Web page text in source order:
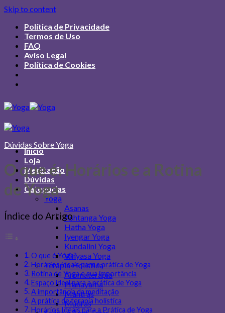
Skip to content
Política de Privacidade
Termos de Uso
FAQ
Aviso Legal
Política de Cookies
Início
Loja
Meditação
Dúvidas
Categorias
Yoga
Asanas
Ashtanga Yoga
Hatha Yoga
Iyengar Yoga
Kundalini Yoga
Vinyasa Yoga
Terapia Holística
Aromaterapia
Pranayama
Mantras
Mudras
Dúvidas Sobre Yoga
O que é: Horários e a Rotina
de Yoga
Índice do Artigo
O que é Yoga?
Horários ideais para a prática de Yoga
Rotina de Yoga e sua importância
Espaço ideal para a prática de Yoga
A importância da meditação
A prática de terapia holística
Horários Ideais para a Prática de Yoga